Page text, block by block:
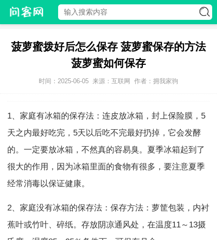
菠萝蜜拨好后怎么保存 菠萝蜜保存的方法
菠萝蜜如何保存
时间：2025-06-05 来源：互联网 作者：拥我家驹
1、家庭有冰箱的保存法：连皮放冰箱，封上保险膜，5
天之内最好吃完，5天以后吃不完最好扔掉，它会发酵
的。一定要放冰箱，不然真的容易臭。夏季冰箱起到了
很大的作用，因为冰箱里面的食物有很多，要注意夏季
经常消毒以保证健康。
2、家庭没有冰箱的保存法：保存方法：萝筐包装，内衬
蕉叶或竹叶、碎纸。存放阴凉通风处，在温度11～13摄